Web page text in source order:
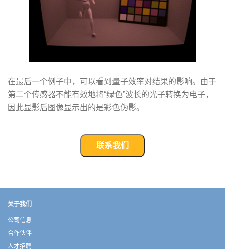
在最后一个例子中，可以看到量子效率对结果的影响。由于
第二个传感器不能有效地将“绿色”波长的光子转换为电子，
因此显影后图像显示出的是彩色伪影。
联系我们
关于我们
公司信息
合作伙伴
人才招聘